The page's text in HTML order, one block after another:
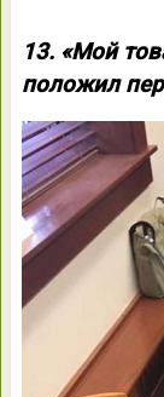
13. «Мой
положил